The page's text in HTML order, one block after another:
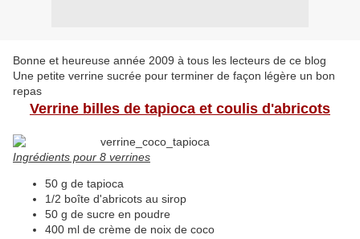
Bonne et heureuse année 2009 à tous les lecteurs de ce blog
Une petite verrine sucrée pour terminer de façon légère un bon
repas
Verrine billes de tapioca et coulis d'abricots
Ingrédients pour 8 verrines
50 g de tapioca
1/2 boîte d'abricots au sirop
50 g de sucre en poudre
400 ml de crème de noix de coco